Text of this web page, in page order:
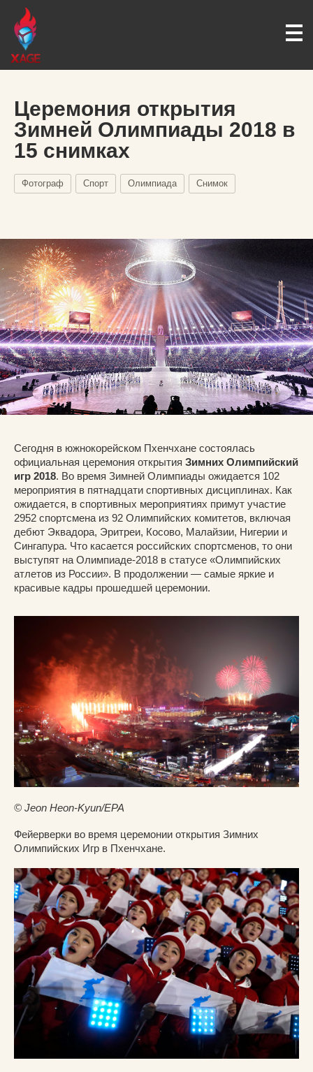
Церемония открытия
Зимней Олимпиады 2018 в
15 снимках
Фотограф Спорт Олимпиада Снимок
Сегодня в южнокорейском Пхенчхане состоялась
официальная церемония открытия Зимних Олимпийский
игр 2018. Во время Зимней Олимпиады ожидается 102
мероприятия в пятнадцати спортивных дисциплинах. Как
ожидается, в спортивных мероприятиях примут участие
2952 спортсмена из 92 Олимпийских комитетов, включая
дебют Эквадора, Эритреи, Косово, Малайзии, Нигерии и
Сингапура. Что касается российских спортсменов, то они
выступят на Олимпиаде-2018 в статусе «Олимпийских
атлетов из России». В продолжении — самые яркие и
красивые кадры прошедшей церемонии.
© Jeon Heon-Kyun/EPA
Фейерверки во время церемонии открытия Зимних
Олимпийских Игр в Пхенчхане.